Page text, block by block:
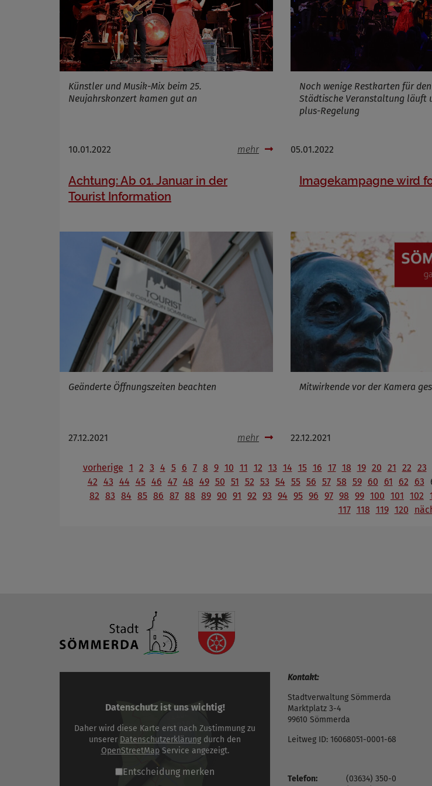
Künstler und Musik-Mix beim 25.
Neujahrskonzert kamen gut an
10.01.2022 mehr
Noch wenige Restkarten für
Städtische Veranstaltung läuft
plus-Regelung
05.01.2022
Achtung: Ab 01. Januar in der
Tourist Information
Geänderte Öffnungszeiten beachten
27.12.2021 mehr
Imagekampagne wird
Mitwirkende vor der Kamera
22.12.2021
vorherige 1 2 3 4 5 6 7 8 9 10 11 12 13 14 15 16 17 18 19 20 21 22 23
42 43 44 45 46 47 48 49 50 51 52 53 54 55 56 57 58 59 60 61 62 63
82 83 84 85 86 87 88 89 90 91 92 93 94 95 96 97 98 99 100 101 102
117 118 119 120
Datenschutz ist uns wichtig!
Daher wird diese Karte erst nach Zustimmung zu
unserer Datenschutzerklärung durch den
OpenStreetMapService angezeigt.
Entscheidung merken
Kontakt:
Stadtverwaltung Sömmerda
Marktplatz 3-4
99610 Sömmerda
Leitweg ID: 16068051-0001-68
Telefon:
(03634) 350-0
Name
Cookies die bei der Verwendung von
Anbieter